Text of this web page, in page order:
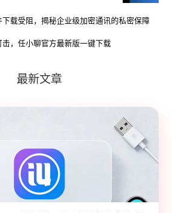
载受阻，揭秘企业级加密通讯的私密保障
，任小聊官方最新版一键下载
最新文章